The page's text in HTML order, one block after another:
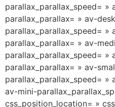
parallax_parallax_speed= »
parallax_parallax= » av-
parallax_parallax_speed= »
parallax_parallax= » av-
parallax_parallax_speed= »
parallax_parallax= » av-
parallax_parallax_speed= »
av-mini-
css_position_location= »